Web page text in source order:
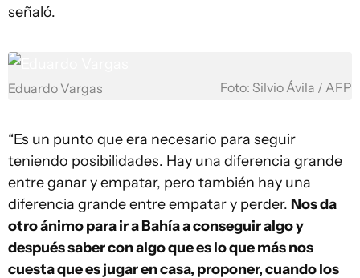
señaló.
Eduardo Vargas Foto: Silvio Ávila / AFP
“Es un punto que era necesario para seguir
teniendo posibilidades. Hay una diferencia grande
entre ganar y empatar, pero también hay una
diferencia grande entre empatar y perder. Nos da
otro ánimo para ir a Bahía a conseguir algo y
después saber con algo que es lo que más nos
cuesta que es jugar en casa, proponer, cuando los